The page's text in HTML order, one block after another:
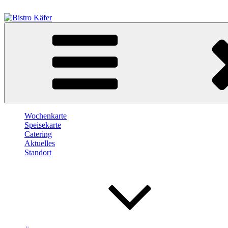
Inhalt
springen
Café – Bistro – Catering
Wochenkarte
Speisekarte
Catering
Aktuelles
Standort